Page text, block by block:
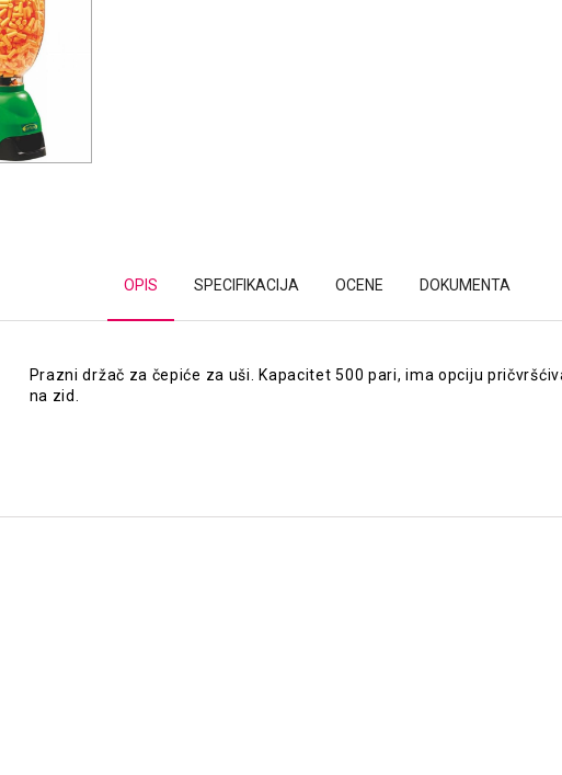
OPIS SPECIFIKACIJA OCENE DOKUMENTA
Prazni držač za čepiće za uši. Kapacitet 500 pari, ima opciju
na zid.